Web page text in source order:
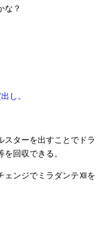
な？
し。
スターを出すことでドラ
回収できる。
ェンジでミラダンテⅫを